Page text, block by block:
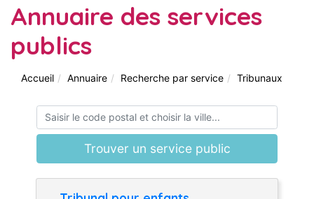
Annuaire des services
publics
Accueil Annuaire Recherche par service Tribunaux
Trouver un service public